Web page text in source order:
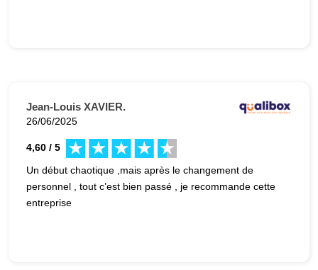
Jean-Louis XAVIER.
26/06/2025
4,60 / 5
Un début chaotique ,mais après le changement de
personnel , tout c’est bien passé , je recommande cette
entreprise